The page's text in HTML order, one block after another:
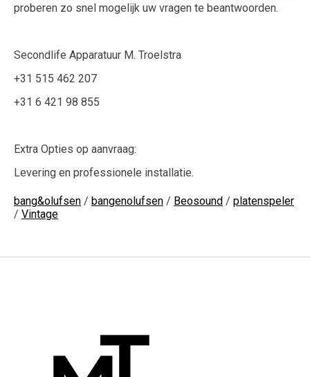
proberen zo snel mogelijk uw vragen te beantwoorden.
Secondlife Apparatuur M. Troelstra
+31 515 462 207
+31 6 421 98 855
Extra Opties op aanvraag:
Levering en professionele installatie.
bang&olufsen / bangenolufsen / Beosound / platenspeler
/ Vintage